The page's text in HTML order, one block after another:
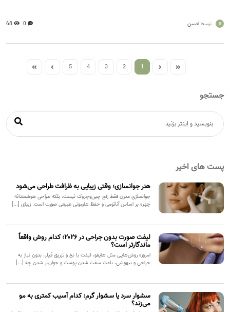
a توسط ادمین 0
68
1
2
3
4
5
جستجو
پست های اخیر
هنر جوانسازی؛ وقتی زیبایی به ظرافت طراحی می‌شود
جوانسازی مدرن فقط رفع چین‌وچروک نیست، بلکه طراحی هوشمندانه
چهره بر اساس آناتومی و حفظ هارمونی طبیعی صورت است. زیبای [...]
لیفت صورت بدون جراحی در ۲۰۲۶؛ کدام روش واقعاً
ماندگارتر است؟
امروزه روش‌هایی مثل هایفو، لیفت با نخ و تزریق فیلر، بدون نیاز به
جراحی و بیهوشی، باعث سفت شدن پوست و جوان‌تر شدن چه [...]
سشوار سرد یا سشوار گرم: کدام آسیب کمتری به مو
می‌زند؟